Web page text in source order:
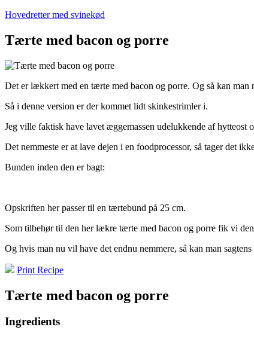
Hovedretter med svinekød
Tærte med bacon og porre
Det er lækkert med en tærte med bacon og porre. Og så kan man
Så i denne version er der kommet lidt skinkestrimler i.
Jeg ville faktisk have lavet æggemassen udelukkende af
Det nemmeste er at lave dejen i en foodprocessor, så tager det
Bunden inden den er bagt:
Opskriften her passer til en tærtebund på 25 cm.
Som tilbehør til den her lækre tærte med bacon og porre fik vi
Og hvis man nu vil have det endnu nemmere, så kan man
Print Recipe
Tærte med bacon og porre
Ingredients